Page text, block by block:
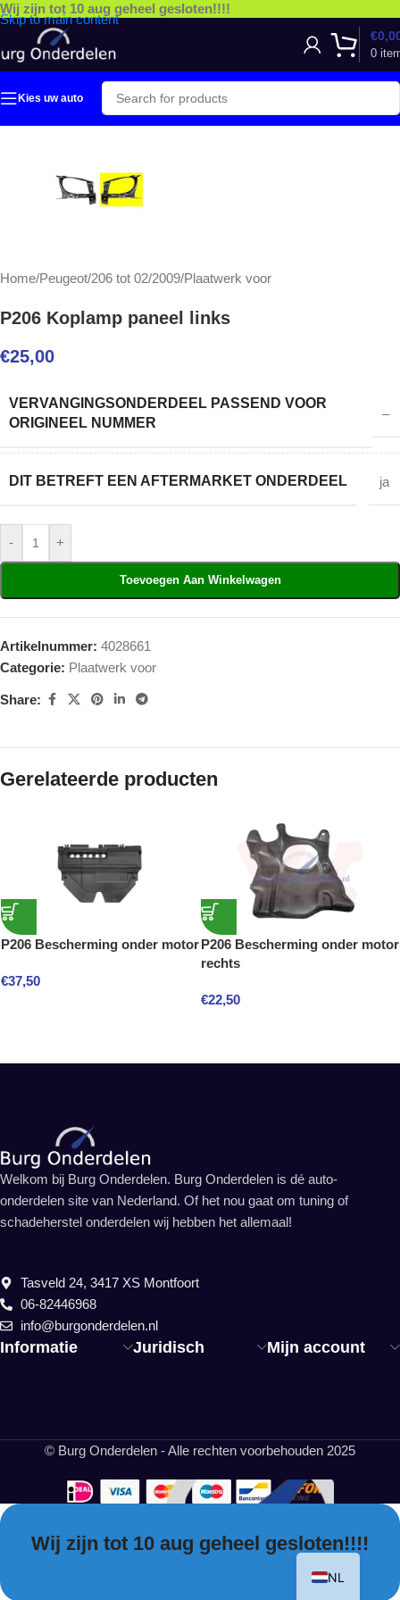
Skip to main content
Wij zijn tot 10 aug geheel gesloten!!!!
0
€
Kies uw auto
Home/Peugeot/206 tot 02/2009/Plaatwerk voor
P206 Koplamp paneel links
€25,00
VERVANGINGSONDERDEEL PASSEND VOOR
ORIGINEEL NUMMER
–
DIT BETREFT EEN AFTERMARKET ONDERDEEL ja
- +
Toevoegen Aan Winkelwagen
Artikelnummer: 4028661
Categorie: Plaatwerk voor
Share:
Gerelateerde producten
P206 Bescherming onder motor
€37,50
P206 Bescherming onder motor
rechts
€22,50
Informatie Juridisch Mijn account
Welkom bij Burg Onderdelen. Burg Onderdelen is dé auto-
onderdelen site van Nederland. Of het nou gaat om tuning of
schadeherstel onderdelen wij hebben het allemaal!
Tasveld 24, 3417 XS Montfoort
06-82446968
info@burgonderdelen.nl
© Burg Onderdelen - Alle rechten voorbehouden 2025
Wij zijn tot 10 aug geheel gesloten!!!!
NL
EN